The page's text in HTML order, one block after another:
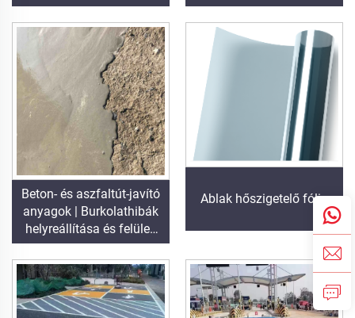
premium lakóépítési
projektekhez
betonburkolatokhoz
Beton- és aszfaltút-javító
anyagok | Burkolathibák
helyreállítása és felületi
felújítás
Ablak hőszigetelő fólia